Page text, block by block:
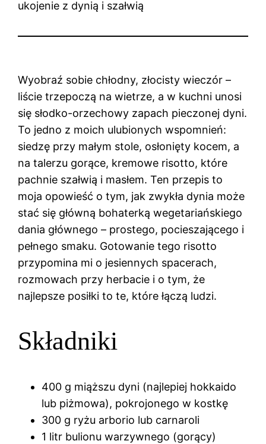
Wyobraź sobie chłodny, złocisty wieczór –
liście trzepoczą na wietrze, a w kuchni unosi
się słodko-orzechowy zapach pieczonej dyni.
To jedno z moich ulubionych wspomnień:
siedzę przy małym stole, osłonięty kocem, a
na talerzu gorące, kremowe risotto, które
pachnie szałwią i masłem. Ten przepis to
moja opowieść o tym, jak zwykła dynia może
stać się główną bohaterką wegetariańskiego
dania głównego – prostego, pocieszającego i
pełnego smaku. Gotowanie tego risotto
przypomina mi o jesiennych spacerach,
rozmowach przy herbacie i o tym, że
najlepsze posiłki to te, które łączą ludzi.
Składniki
400 g miąższu dyni (najlepiej hokkaido
lub piżmowa), pokrojonego w kostkę
300 g ryżu arborio lub carnaroli
1 litr bulionu warzywnego (gorący)